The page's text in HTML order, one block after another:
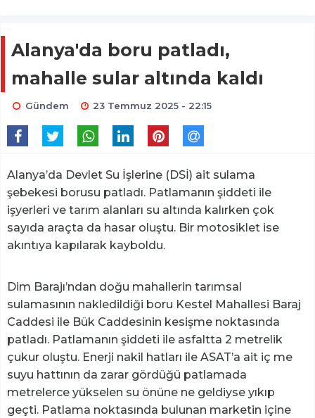
Alanya'da boru patladı,
mahalle sular altında kaldı
Gündem 23 Temmuz 2025 - 22:15
Alanya’da Devlet Su İşlerine (DSİ) ait sulama
şebekesi borusu patladı. Patlamanın şiddeti ile
işyerleri ve tarım alanları su altında kalırken çok
sayıda araçta da hasar oluştu. Bir motosiklet ise
akıntıya kapılarak kayboldu.
Dim Barajı’ndan doğu mahallerin tarımsal
sulamasının nakledildiği boru Kestel Mahallesi Baraj
Caddesi ile Bük Caddesinin kesişme noktasında
patladı. Patlamanın şiddeti ile asfaltta 2 metrelik
çukur oluştu. Enerji nakil hatları ile ASAT’a ait iç me
suyu hattının da zarar gördüğü patlamada
metrelerce yükselen su önüne ne geldiyse yıkıp
geçti. Patlama noktasında bulunan marketin içine